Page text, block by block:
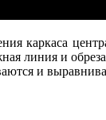
каркаса
линия и
и